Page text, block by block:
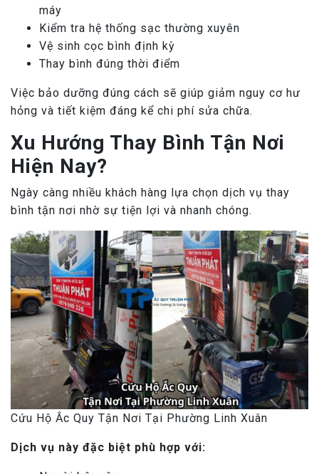
máy
Kiểm tra hệ thống sạc thường xuyên
Vệ sinh cọc bình định kỳ
Thay bình đúng thời điểm
Việc bảo dưỡng đúng cách sẽ giúp giảm nguy cơ hư
hỏng và tiết kiệm đáng kể chi phí sửa chữa.
Xu Hướng Thay Bình Tận Nơi
Hiện Nay?
Ngày càng nhiều khách hàng lựa chọn dịch vụ thay
bình tận nơi nhờ sự tiện lợi và nhanh chóng.
Cứu Hộ Ắc Quy Tận Nơi Tại Phường Linh Xuân
Dịch vụ này đặc biệt phù hợp với: